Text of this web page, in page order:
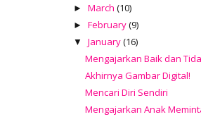
► March (10)
► February(9)
▼ January(16)
Mengajarkan Baik dan
Akhirnya Gambar Digital!
Mencari Diri Sendiri
Mengajarkan Anak